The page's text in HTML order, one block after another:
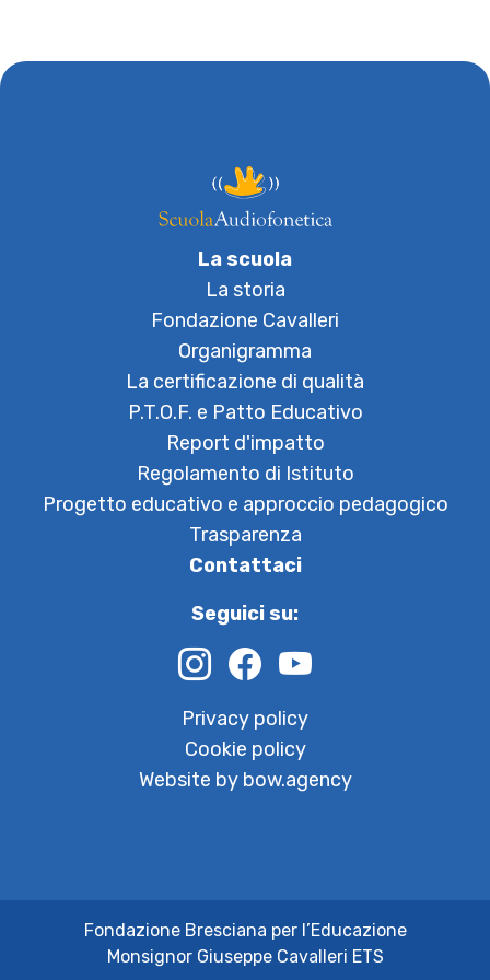
La scuola
La storia
Fondazione Cavalleri
Organigramma
La certificazione di qualità
P.T.O.F. e Patto Educativo
Report d'impatto
Regolamento di Istituto
Progetto educativo e approccio pedagogico
Trasparenza
Contattaci
Seguici su:
Privacy policy
Cookie policy
Website by bow.agency
Fondazione Bresciana per l’Educazione
Monsignor Giuseppe Cavalleri ETS